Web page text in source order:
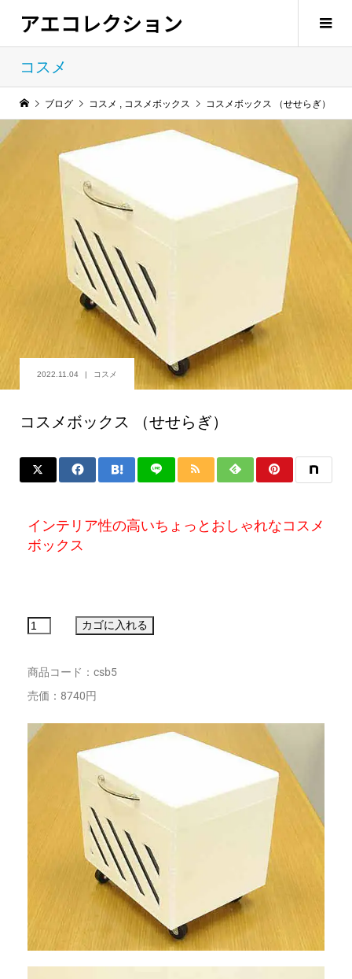
アエコレクション
コスメ
ブログ コスメ , コスメボックス コスメボックス （せせらぎ）
2022.11.04 コスメ
コスメボックス （せせらぎ）
インテリア性の高いちょっとおしゃれなコスメ
ボックス
商品コード：csb5
売価：8740円